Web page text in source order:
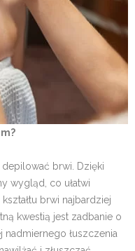
brwi. Dzięki
wygląd, co ułatwi
brwi najbardziej
kwestią jest zadbanie o
łuszczenia